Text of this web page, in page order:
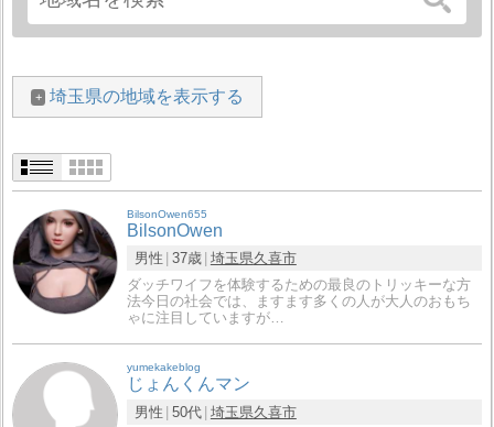
埼玉県の地域を表示する
BilsonOwen655
BilsonOwen
男性 37歳 埼玉県久喜市
ダッチワイフを体験するための最良のトリッキーな方
法今日の社会では、ますます多くの人が大人のおもち
ゃに注目していますが…
yumekakeblog
じょんくんマン
男性 50代 埼玉県久喜市